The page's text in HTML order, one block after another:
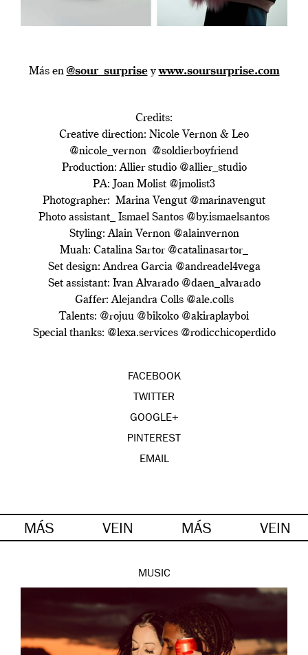
Más en @sour_surpriseywww.soursurprise.com
Credits:
Creative direction: Nicole Vernon & Leo
@nicole_vernon @soldierboyfriend
Production: Allier studio @allier_studio
PA: Joan Molist @jmolist3
Photographer: Marina Vengut @marinavengut
Photo assistant_ Ismael Santos @by.ismaelsantos
Styling: Alain Vernon @alainvernon
Muah: Catalina Sartor @catalinasartor_
Set design: Andrea Garcia @andreadel4vega
Set assistant: Ivan Alvarado @daen_alvarado
Gaffer: Alejandra Colls @ale.colls
Talents: @rojuu @bikoko @akiraplayboi
Special thanks: @lexa.services @rodicchicoperdido
FACEBOOK
TWITTER
GOOGLE+
PINTEREST
EMAIL
MÁS VEIN MÁS VEIN
MUSIC